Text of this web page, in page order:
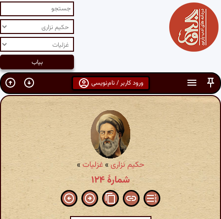
ورود کاربر / نام‌نویسی
حکیم نزاری»غزلیات»
شمارهٔ ۱۲۴